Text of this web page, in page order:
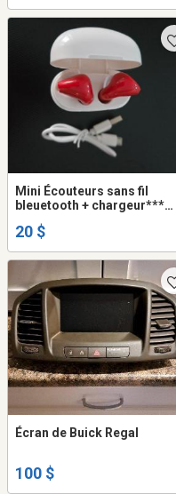
Mini Écouteurs sans fil
bleuetooth + chargeur***
20 $
Écran de Buick Regal
100 $